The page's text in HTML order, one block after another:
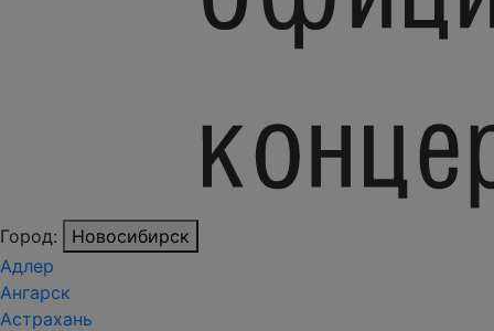
Город:
Новосибирск
Адлер
Ангарск
Астрахань